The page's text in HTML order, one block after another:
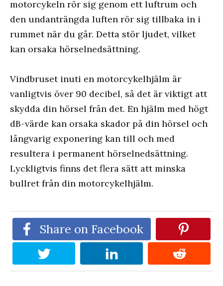
motorcykeln rör sig genom ett luftrum och
den undanträngda luften rör sig tillbaka in i
rummet när du går. Detta stör ljudet, vilket
kan orsaka hörselnedsättning.
Vindbruset inuti en motorcykelhjälm är
vanligtvis över 90 decibel, så det är viktigt att
skydda din hörsel från det. En hjälm med högt
dB-värde kan orsaka skador på din hörsel och
långvarig exponering kan till och med
resultera i permanent hörselnedsättning.
Lyckligtvis finns det flera sätt att minska
bullret från din motorcykelhjälm.
Share on Facebook